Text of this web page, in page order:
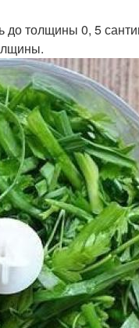
до толщины 0, 5